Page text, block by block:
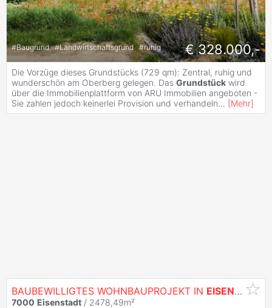
#Baugrund #Landwirtschaftsgrund #ruhig € 328.000,-
Die Vorzüge dieses Grundstücks (729 qm): Zentral, ruhig und
wunderschön am Oberberg gelegen. Das Grundstück wird
über die Immobilienplattform von ARU Immobilien angeboten -
Sie zahlen jedoch keinerlei Provision und verhandeln... [Mehr]
BAUBEWILLIGTES WOHNBAUPROJEKT IN EISENSTADT
7000 Eisenstadt / 2478,49m²